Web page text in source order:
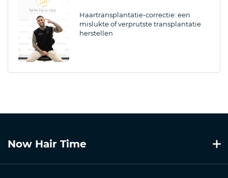
Haartransplantatie-correctie: een
mislukte of verprutste transplantatie
herstellen
Now Hair Time